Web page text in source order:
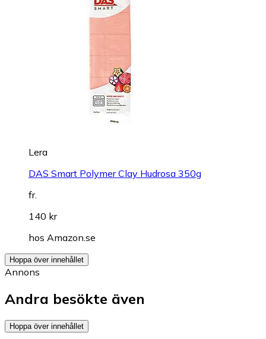
Lera
DAS Smart Polymer Clay Hudrosa 350g
fr.
140 kr
hos Amazon.se
Hoppa över innehållet
Annons
Andra besökte även
Hoppa över innehållet